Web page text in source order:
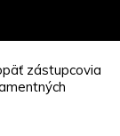
zástupcovia